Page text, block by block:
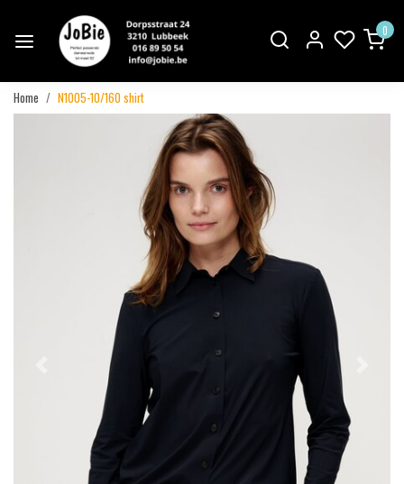
0
Home N1005-10/160 shirt